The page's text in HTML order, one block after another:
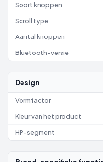
Soort knoppen
Scroll type
Aantal knoppen
Bluetooth-versie
Design
Vormfactor
Kleur van het product
HP-segment